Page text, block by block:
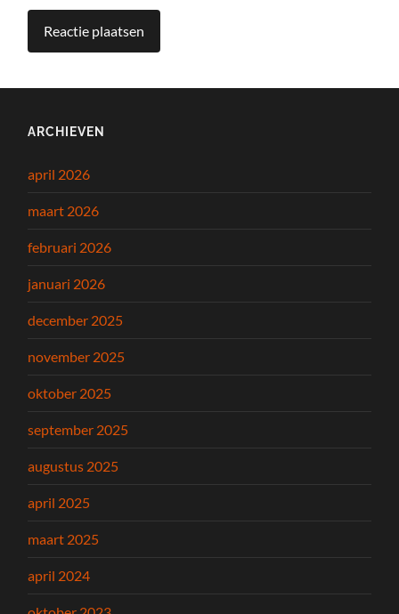
ARCHIEVEN
april 2026
maart 2026
februari 2026
januari 2026
december 2025
november 2025
oktober 2025
september 2025
augustus 2025
april 2025
maart 2025
april 2024